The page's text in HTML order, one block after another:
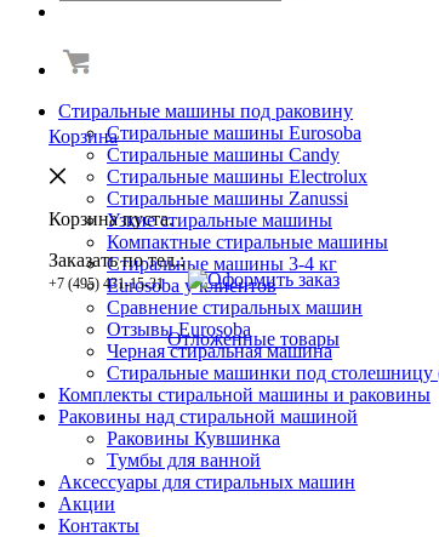
Корзина
Корзина пуста.
Заказать по тел.:
+7 (495) 431-15-31
Отложенные товары
Стиральные машины под раковину
Стиральные машины Eurosoba
Стиральные машины Candy
Стиральные машины Electrolux
Стиральные машины Zanussi
Узкие стиральные машины
Компактные стиральные машины
Cтиральные машины 3-4 кг
Eurosoba у клиентов
Сравнение стиральных машин
Отзывы Eurosoba
Черная стиральная машина
Стиральные машинки под столешницу
Комплекты стиральной машины и раковины
Раковины над стиральной машиной
Раковины Кувшинка
Тумбы для ванной
Аксесcуары для стиральных машин
Акции
Контакты